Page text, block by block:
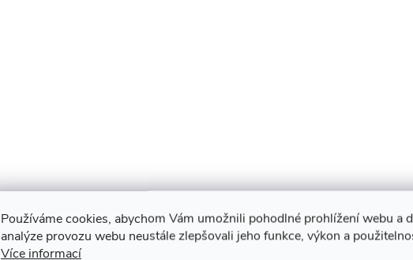
Používáme cookies, abychom Vám umožnili pohodlné prohlížení webu a
analýze provozu webu neustále zlepšovali jeho funkce, výkon a
Více informací